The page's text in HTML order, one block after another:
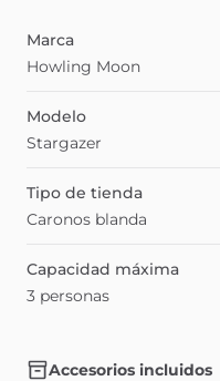
Marca
Howling Moon
Modelo
Stargazer
Tipo de tienda
Caronos blanda
Capacidad máxima
3 personas
Accesorios incluidos